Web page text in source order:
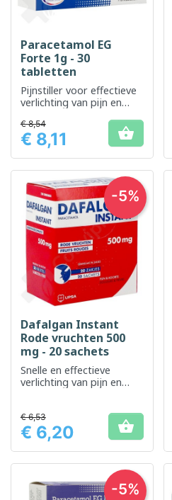
Paracetamol EG
Forte 1g - 30
tabletten
Pijnstiller voor effectieve
verlichting van pijn en
Prijs
€ 8,54
€ 8,11 
Dafalgan Instant
Rode vruchten 500
mg - 20 sachets
Snelle en effectieve
verlichting van pijn en
vruchtensmaak
Prijs
€ 6,53
€ 6,20 
-5%
-5%